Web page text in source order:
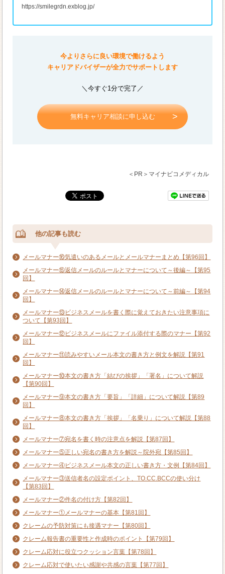
https://smilegrdn.exblog.jp/
今よりさらに良い環境で働けるよう
キャリアドバイザーが全力でサポートします
＼今すぐ1分で完了／
無料キャリア相談に申し込む
＜PR＞マイナビコメディカル
他の記事も読む
メールマナー⑯気遣いのあるメールとメールマナーまとめ【第96回】
メールマナー⑮返信メールのルールとマナーについて～後編～【第95
回】
メールマナー⑭返信メールのルールとマナーについて～前編～【第94
回】
メールマナー⑬ビジネスメールを書く際に覚えておきたい注意事項に
ついて【第93回】
メールマナー⑫ビジネスメールにファイル添付する際のマナー【第92
回】
メールマナー⑪読みやすいメール本文の書き方と例文を解説【第91
回】
メールマナー⑩本文の書き方「結びの挨拶」「署名」について解説
【第90回】
メールマナー⑨本文の書き方「要旨」「詳細」について解説【第89
回】
メールマナー⑧本文の書き方「挨拶」「名乗り」について解説【第88
回】
メールマナー⑦宛名を書く時の注意点を解説【第87回】
メールマナー⑤正しい宛名の書き方を解説～院外宛【第85回】
メールマナー④ビジネスメール本文の正しい書き方・文例【第84回】
メールマナー③送信者名の設定ポイント、TO.CC.BCCの使い分け
【第83回】
メールマナー②件名の付け方【第82回】
メールマナー①メールマナーの基本【第81回】
クレームの予防対策にも接遇マナー【第80回】
クレーム報告書の重要性と作成時のポイント【第79回】
クレーム応対に役立つクッション言葉【第78回】
クレーム応対で使いたい感謝や共感の言葉【第77回】